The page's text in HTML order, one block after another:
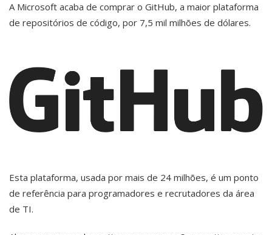
Career
Latest Posts
Contacts
A Microsoft acaba de comprar o GitHub, a maior plataforma
de repositórios de código, por 7,5 mil milhões de dólares.
Esta plataforma, usada por mais de 24 milhões, é um ponto
de referência para programadores e recrutadores da área
de TI.